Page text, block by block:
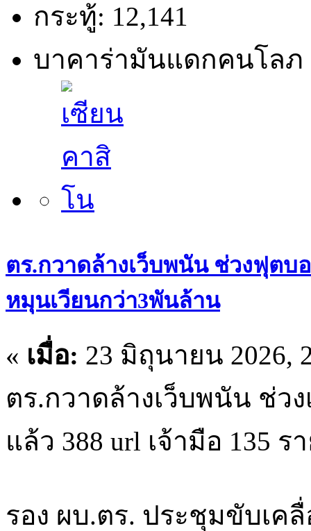
กระทู้: 12,141
บาคาร่ามันแดกคนโลภ
ตร.กวาดล้างเว็บพนัน ช่วงฟุตบ
หมุนเวียนกว่า3พันล้าน
« เมื่อ: 23 มิถุนายน 2026,
ตร.กวาดล้างเว็บพนัน ช่ว
แล้ว 388 url เจ้ามือ 135
รอง ผบ.ตร. ประชุมขับเค